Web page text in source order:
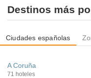
Destinos más
Ciudades españolas
A Coruña
71 hoteles